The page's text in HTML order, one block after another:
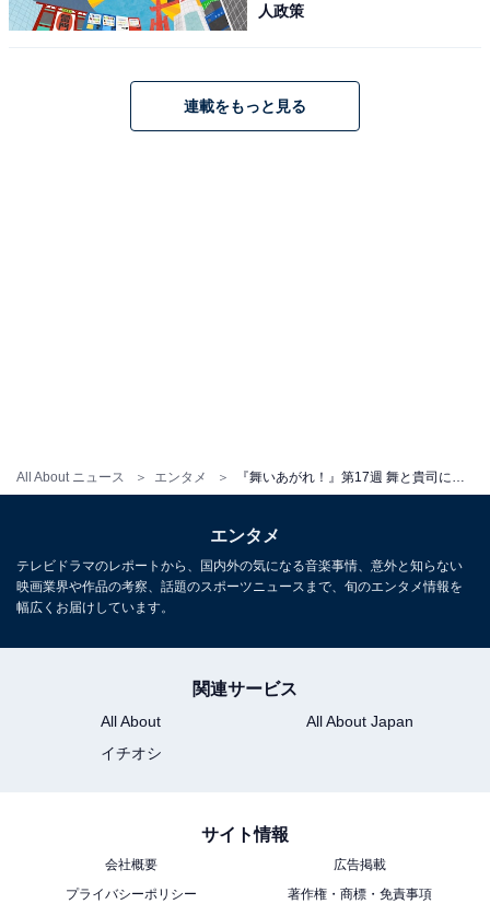
All About ニュース エンタメ
がる一方、悠人が醸し出す不穏な空気に「何があった」
第18週は「親子の心」。舞が航空機用ボルト試作品の品
『舞いあがれ！』第16週 IWAKURAを救った悠人、めぐ
みとの握手に反響「どっかのニーニーと大違い」の声
『舞いあがれ！』第15週 パイロットを諦める大決断
＆“柏木”目黒蓮との別れに「観てて辛い」「理解不能」
の声
暗！ 大躍進の兄・悠人（横山裕）に注目殺到
『舞いあがれ！』第11週 ヒロインをめぐる初彼vs幼なじ
人政策
連載をもっと見る
エンタメ
テレビドラマのレポートから、国内外の気になる音楽事情、意外と知らない
映画業界や作品の考察、話題のスポーツニュースまで、旬のエンタメ情報を
幅広くお届けしています。
関連サービス
All About
All About Japan
イチオシ
サイト情報
会社概要
広告掲載
プライバシーポリシー
著作権・商標・免責事項